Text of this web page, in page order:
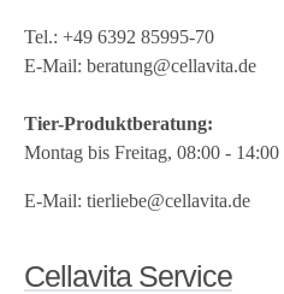
Tel.: +49 6392 85995-70
E-Mail: beratung@cellavita.de
Tier-Produktberatung:
Montag bis Freitag, 08:00 -
E-Mail: tierliebe@cellavita.de
Cellavita Service